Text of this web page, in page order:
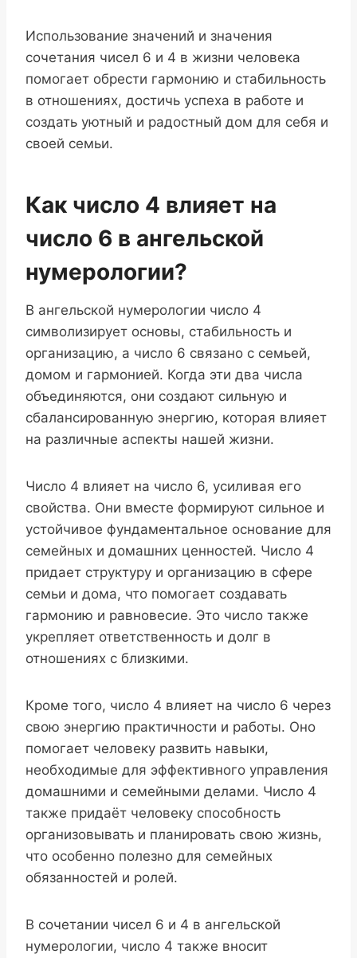
Использование значений и значения
сочетания чисел 6 и 4 в жизни человека
помогает обрести гармонию и стабильность
в отношениях, достичь успеха в работе и
создать уютный и радостный дом для себя и
своей семьи.
Как число 4 влияет на
число 6 в ангельской
нумерологии?
В ангельской нумерологии число 4
символизирует основы, стабильность и
организацию, а число 6 связано с семьей,
домом и гармонией. Когда эти два числа
объединяются, они создают сильную и
сбалансированную энергию, которая влияет
на различные аспекты нашей жизни.
Число 4 влияет на число 6, усиливая его
свойства. Они вместе формируют сильное и
устойчивое фундаментальное основание для
семейных и домашних ценностей. Число 4
придает структуру и организацию в сфере
семьи и дома, что помогает создавать
гармонию и равновесие. Это число также
укрепляет ответственность и долг в
отношениях с близкими.
Кроме того, число 4 влияет на число 6 через
свою энергию практичности и работы. Оно
помогает человеку развить навыки,
необходимые для эффективного управления
домашними и семейными делами. Число 4
также придаёт человеку способность
организовывать и планировать свою жизнь,
что особенно полезно для семейных
обязанностей и ролей.
В сочетании чисел 6 и 4 в ангельской
нумерологии, число 4 также вносит